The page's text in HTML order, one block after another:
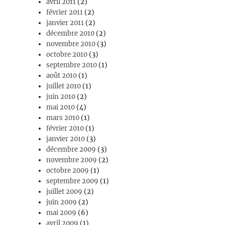
avril 2011 (2)
février 2011 (2)
janvier 2011 (2)
décembre 2010 (2)
novembre 2010 (3)
octobre 2010 (3)
septembre 2010 (1)
août 2010 (1)
juillet 2010 (1)
juin 2010 (2)
mai 2010 (4)
mars 2010 (1)
février 2010 (1)
janvier 2010 (3)
décembre 2009 (3)
novembre 2009 (2)
octobre 2009 (1)
septembre 2009 (1)
juillet 2009 (2)
juin 2009 (2)
mai 2009 (6)
avril 2009 (1)